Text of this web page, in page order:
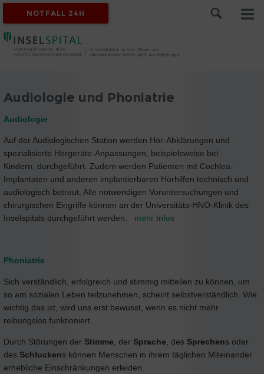
NOTFALL 24H
Audiologie und Phoniatrie
Audiologie
Auf der Audiologischen Station werden Hör-Abklärungen und
spezialisierte Hörgeräte-Anpassungen, beispielsweise bei
Kindern, durchgeführt. Zudem werden Patienten mit Cochlea-
Implantaten und anderen implantierbaren Hörhilfen technisch und
audiologisch betreut. Alle notwendigen Voruntersuchungen und
chirurgischen Eingriffe können an der Universitäts-HNO-Klinik des
Inselspitals durchgeführt werden. mehr Infos
Phoniatrie
Sich verständlich, erfolgreich und stimmig mitteilen zu können, um
so am sozialen Leben teilzunehmen, scheint selbstverständlich. Wie
wichtig das ist, wird uns erst bewusst, wenn es nicht mehr
reibungslos funktioniert.
Durch Störungen der Stimme , der Sprache , des Sprechens oder
des Schluckens können Menschen in ihrem täglichen Miteinander
erhebliche Einschränkungen erleiden.